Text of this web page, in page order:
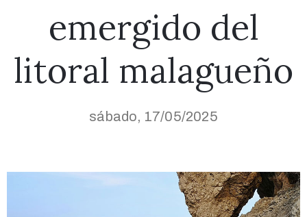
emergido del
litoral malagueño
sábado, 17/05/2025